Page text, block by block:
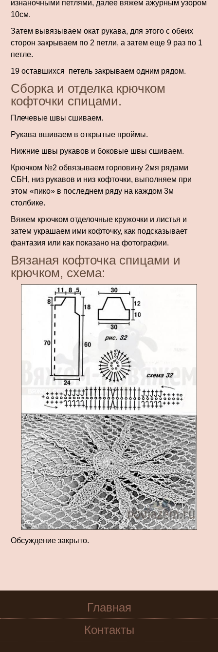
изнаночными петлями, далее вяжем ажурным узором
10см.
Затем вывязываем окат рукава, для этого с обеих
сторон закрываем по 2 петли, а затем еще 9 раз по 1
петле.
19 оставшихся петель закрываем одним рядом.
Сборка и отделка крючком
кофточки спицами.
Плечевые швы сшиваем.
Рукава вшиваем в открытые проймы.
Нижние швы рукавов и боковые швы сшиваем.
Крючком №2 обвязываем гор­ловину 2мя рядами
СБН, низ рукавов и низ кофточки, выполняем при
этом «пико» в последнем ряду на каждом 3м
столбике.
Вяжем крючком отделочные кружочки и листья и
затем украшаем ими кофточку, как подсказывает
фантазия или как показано на фо­тографии.
Вязаная кофточка спицами и
крючком, схема:
Обсуждение закрыто.
Главная
Контакты